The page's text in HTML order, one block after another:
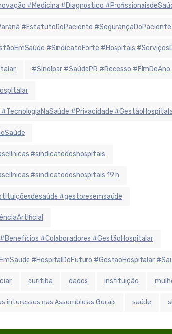
#Medicina #Diagnóstico
#EstatutoDoPaciente
#SindicatoForte #Hospitais
#Sindipar #SaúdePR #Recesso
#Privacidade
#sindicatodoshospitais
#sindicatodoshospitais 19 h
#gestoresemsaúde
#Colaboradores #GestãoHospitalar
#HospitalDoFuturo #GestaoHospitalar
curitiba dados instituição
interesses nas Assembleias Gerais saúde